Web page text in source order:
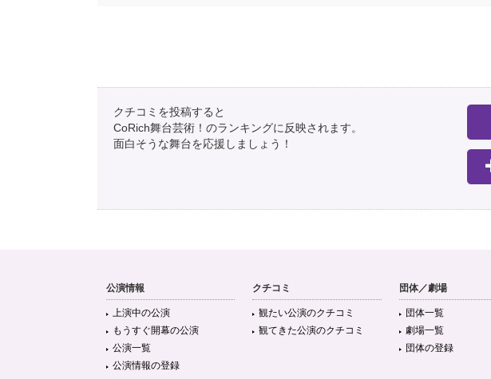
クチコミを投稿すると
CoRich舞台芸術！のランキングに反映されます。
面白そうな舞台を応援しましょう！
公演情報
上演中の公演
もうすぐ開幕の公演
公演一覧
公演情報の登録
クチコミ
観たい公演のクチコミ
観てきた公演のクチコミ
団体／劇場
団体一覧
劇場一覧
団体の登録